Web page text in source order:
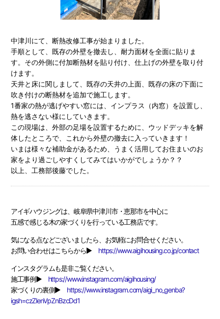
中津川にて、断熱改修工事が始まりました。
手順として、既存の外壁を撤去し、耐力面材を全面に貼りま
す。その外側に付加断熱材を貼り付け、仕上げの外壁を取り付
けます。
天井と床に関しまして、既存の天井の上面、既存の床の下面に
吹き付けの断熱材を追加で施工します。
1番家の熱が逃げやすい窓には、インプラス（内窓）を設置し、
熱を逃さない様にしていきます。
この現場は、外部の足場を設置するために、ウッドデッキを解
体したところで、これから外壁の撤去に入っていきます！
いまは様々な補助金があるため、うまく活用してお住まいのお
家をより過ごしやすくしてみてはいかがでしょうか？？
以上、工務部後藤でした。
アイギハウジングは、岐阜県中津川市・恵那市を中心に
五感で感じる木の家づくりを行っている工務店です。
気になる点などございましたら、お気軽にお問合せください。
お問い合わせはこちらから▶ https://www.aigihousing.co.jp/contact
インスタグラムも是非ご覧ください。
施工事例▶ https://www.instagram.com/aigihousing/
家づくりの裏側▶ https://www.instagram.com/aigi_no_genba?
igsh=czZlenVpZnBzcDd1